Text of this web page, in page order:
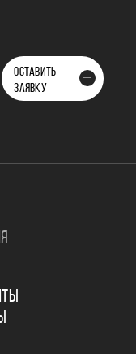
ОСТАВИТЬ
ЗАЯВКУ